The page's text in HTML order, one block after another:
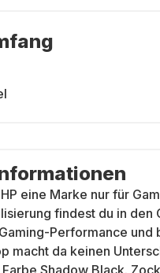
eine Marke nur für
findest du in
Performance und
macht da keinen
Shadow Black.